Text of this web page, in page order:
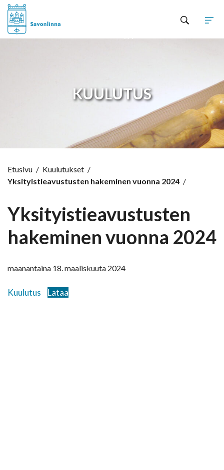
KUULUTUS
Etusivu / Kuulutukset /
Yksityistieavustusten hakeminen vuonna 2024 /
Yksityistieavustusten
hakeminen vuonna 2024
maanantaina 18. maaliskuuta 2024
Kuulutus Lataa